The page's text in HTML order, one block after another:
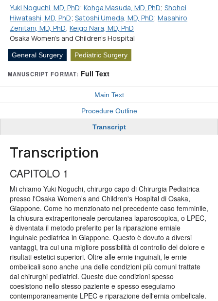
Yuki Noguchi, MD, PhD; Kohga Masuda, MD, PhD; Shohei
Hiwatashi, MD, PhD; Satoshi Umeda, MD, PhD; Masahiro
Zenitani, MD, PhD; Keigo Nara, MD, PhD
Osaka Women's and Children's Hospital
General Surgery Pediatric Surgery
MANUSCRIPT FORMAT: Full Text
Main Text
Procedure Outline
Transcript
Transcription
CAPITOLO 1
Mi chiamo Yuki Noguchi, chirurgo capo di Chirurgia Pediatrica
presso l'Osaka Women's and Children's Hospital di Osaka,
Giappone. Come ho menzionato nel precedente caso femminile,
la chiusura extraperitoneale percutanea laparoscopica, o LPEC,
è diventata il metodo preferito per la riparazione erniale
inguinale pediatrica in Giappone. Questo è dovuto a diversi
vantaggi, tra cui una migliore possibilità di controllo del dolore e
risultati estetici superiori. Oltre alle ernie inguinali, le ernie
ombelicali sono anche una delle condizioni più comuni trattate
dai chirurghi pediatrici. Queste due condizioni spesso
coesistono nello stesso paziente e spesso eseguiamo
contemporaneamente LPEC e riparazione dell'ernia ombelicale.